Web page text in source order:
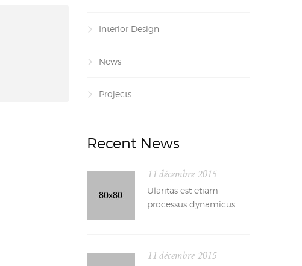
Interior Design
News
Projects
Recent News
11 décembre 2015
Ularitas est etiam
processus dynamicus
11 décembre 2015